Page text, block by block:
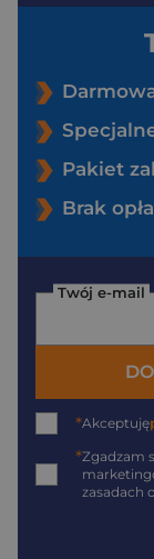
Pakiet
Brak
Twój e-mail
*Akceptuję
*Zgadzam
zasadach